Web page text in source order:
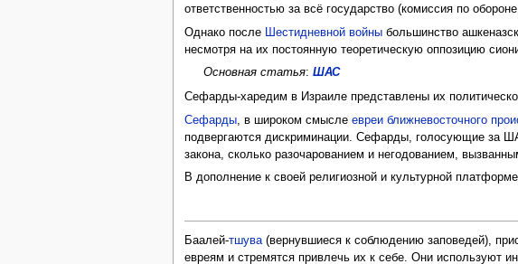
ответственностью за всё государство (комиссия по
Однако после
Шестидневной войны большинство
несмотря на их постоянную теоретическую оппозицию
Основная статья: ШАС
Сефарды-харедим в Израиле представлены их
Сефарды, в широком смыслеевреи ближневосточного
подвергаются дискриминации. Сефарды, голосующие за
закона, сколько разочарованием и негодованием,
В дополнение к своей религиозной и культурной
Баалей-тшува (вернувшиеся к соблюдению заповедей),
евреям и стремятся привлечь их к себе. Они используют